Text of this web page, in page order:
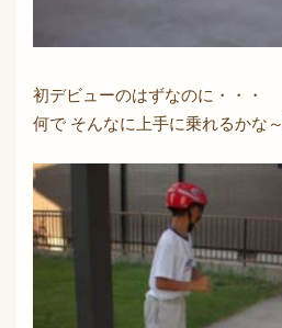
初デビューのはずなのに・・・
何で そんなに上手に乗れるかな～